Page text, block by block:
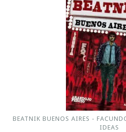
BEATNIK BUENOS AIRES -
IDEAS